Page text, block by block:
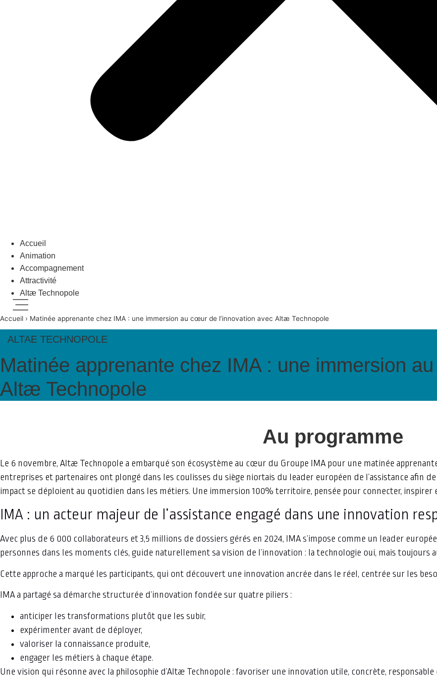
Accueil
Animation
Accompagnement
Attractivité
Altæ Technopole
Menu
Accueil › Matinée apprenante chez IMA : une immersion au cœur de l’innovation avec Altæ Technopole
ALTAE TECHNOPOLE
Matinée apprenante chez IMA : une immersion
Altæ Technopole
Au programme
Le 6 novembre, Altæ Technopole a embarqué son écosystème au cœur du Groupe IMA pour une matinée
entreprises et partenaires ont plongé dans les coulisses du siège niortais du leader européen de l’assistance afin
impact se déploient au quotidien dans les métiers. Une immersion 100% territoire, pensée pour connecter,
IMA : un acteur majeur de l’assistance engagé dans une innovation
Avec plus de 6 000 collaborateurs et 3,5 millions de dossiers gérés en 2024, IMA s’impose comme un leader
personnes dans les moments clés, guide naturellement sa vision de l’innovation : la technologie oui, mais toujours
Cette approche a marqué les participants, qui ont découvert une innovation ancrée dans le réel, centrée sur les
IMA a partagé sa démarche structurée d’innovation fondée sur quatre piliers :
anticiper les transformations plutôt que les subir,
expérimenter avant de déployer,
valoriser la connaissance produite,
engager les métiers à chaque étape.
Une vision qui résonne avec la philosophie d’Altæ Technopole : favoriser une innovation utile, concrète, responsable